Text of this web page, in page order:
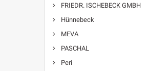
FRIEDR. ISCHEBECK GMBH
Hünnebeck
MEVA
PASCHAL
Peri